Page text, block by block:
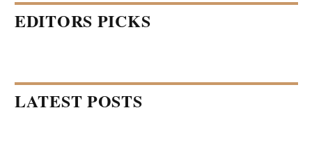
EDITORS PICKS
LATEST POSTS